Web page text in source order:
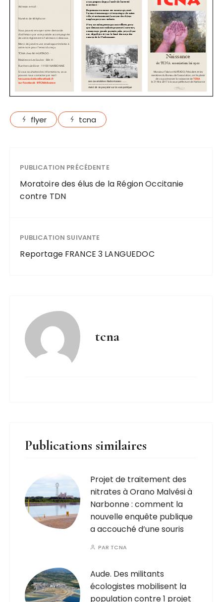
flyer tcna
PUBLICATION PRÉCÉDENTE
Moratoire des élus de la Région Occitanie
contre TDN
PUBLICATION SUIVANTE
Reportage FRANCE 3 LANGUEDOC
tcna
Publications similaires
Projet de traitement des
nitrates à Orano Malvési à
Narbonne : comment la
nouvelle enquête publique
a accouché d’une souris
PAR TCNA
Aude. Des militants
écologistes mobilisent la
population contre 1 projet